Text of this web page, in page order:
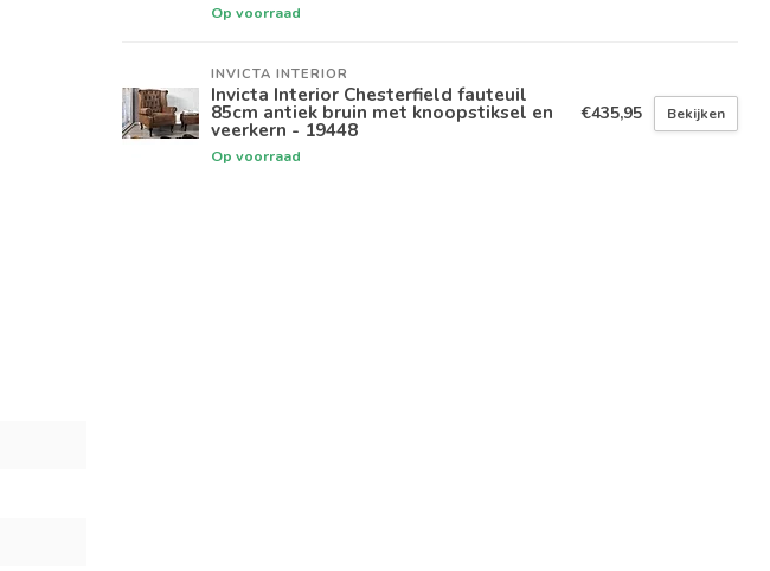
Op voorraad
INVICTA INTERIOR
Invicta Interior Chesterfield fauteuil
85cm antiek bruin met knoopstiksel en
veerkern - 19448
Op voorraad
€435,95 Bekijken